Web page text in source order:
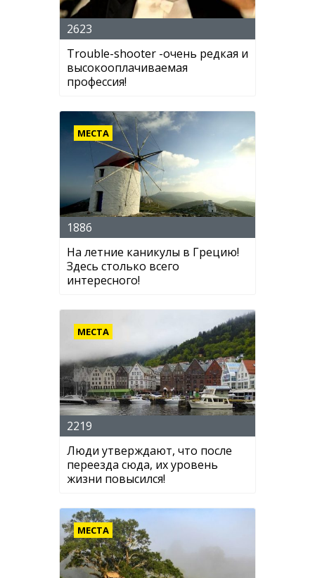
2623
Trouble-shooter -очень редкая и
высокооплачиваемая
профессия!
МЕСТА
1886
На летние каникулы в Грецию!
Здесь столько всего
интересного!
МЕСТА
2219
Люди утверждают, что после
переезда сюда, их уровень
жизни повысился!
МЕСТА